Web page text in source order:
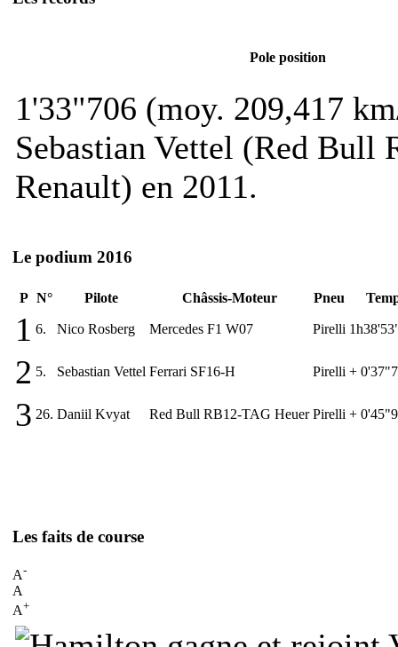
Pole position
1'33"706 (moy. 209,417
Sebastian Vettel (Red Bull
Renault) en 2011.
Le podium 2016
P N° Pilote Châssis-Moteur Pneu
1 6. Nico Rosberg Mercedes F1 W07 Pirelli
2 5. Sebastian Vettel Ferrari SF16-H Pirelli +
3 26. Daniil Kvyat Red Bull RB12-TAG Heuer Pirelli +
Les faits de course
A-
A
A+